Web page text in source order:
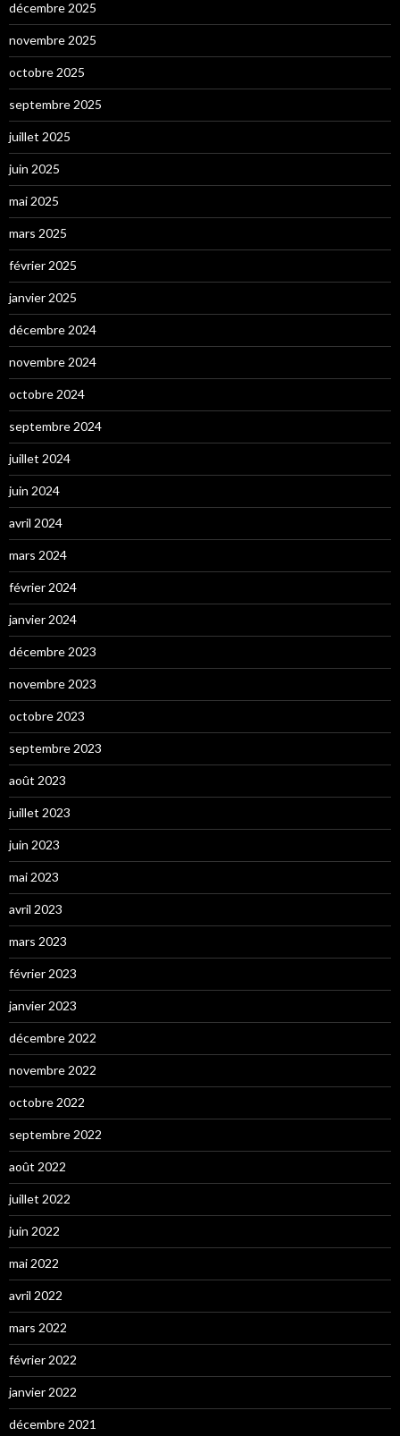
décembre 2025
novembre 2025
octobre 2025
septembre 2025
juillet 2025
juin 2025
mai 2025
mars 2025
février 2025
janvier 2025
décembre 2024
novembre 2024
octobre 2024
septembre 2024
juillet 2024
juin 2024
avril 2024
mars 2024
février 2024
janvier 2024
décembre 2023
novembre 2023
octobre 2023
septembre 2023
août 2023
juillet 2023
juin 2023
mai 2023
avril 2023
mars 2023
février 2023
janvier 2023
décembre 2022
novembre 2022
octobre 2022
septembre 2022
août 2022
juillet 2022
juin 2022
mai 2022
avril 2022
mars 2022
février 2022
janvier 2022
décembre 2021